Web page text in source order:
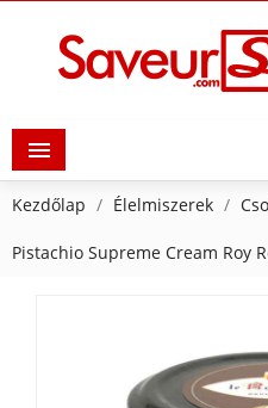

Kezdőlap Élelmiszerek
Pistachio Supreme Cream Roy